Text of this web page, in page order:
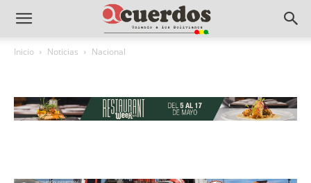
Inicio Noticias Nacional